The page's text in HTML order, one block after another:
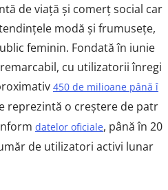
de viață și comerț social car
modă și frumusețe,
feminin. Fondată în iunie
cu utilizatorii înregi
450 de milioane până î
reprezintă o creștere de patr
datelor oficiale, până în 20
de utilizatori activi lunar